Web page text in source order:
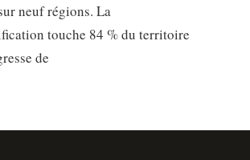
neuf régions. La
touche 84 % du territoire
de